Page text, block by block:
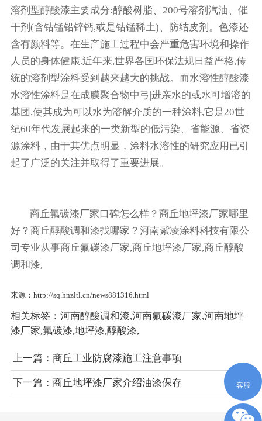
溶剂型醇酸漆主要成分:醇酸树脂、200号溶剂汽油、催
干剂(含钴锰铅锌钙,或是钴锰稀土)、防结皮剂。色漆还
含有颜料等。在生产施工过程中会严重危害环境和操作
人员的身体健康.近年来,世界各国环保法规日益严格,传
统的溶剂型涂料受到越来越大的挑战。而水溶性醇酸漆
水溶性涂料是在成膜聚合物中弓|进亲水的或水可增溶的
基团,使其成为可以水为溶解介质的一种涂料,它是20世
纪60年代发展起来的一类新型的低污染、省能源、省资
源涂料，由于其优点明显，涂料水溶性的研究应用已引
起了广泛的关注并取得了重要进展。
商丘氟碳漆厂家口碑怎么样？商丘地坪漆厂家哪里
好？商丘醇酸调和漆找哪家？河南紫凌涂料科技有限公
司专业从事商丘氟碳漆厂家,商丘地坪漆厂家,商丘醇酸
调和漆,
来源：http://sq.hnzltl.cn/news881316.html
相关标签： 河南醇酸调和漆,河南氟碳漆厂家,河南地坪
漆厂家,氟碳漆,地坪漆,醇酸漆,
上一篇： 商丘工业防腐漆施工注意事项
下一篇： 商丘地坪漆厂家介绍油漆保存 客服